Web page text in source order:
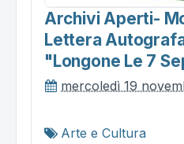
Archivi Aperti-
Lettera
"longone Le 7
mercoledì 19
Arte e Cultura